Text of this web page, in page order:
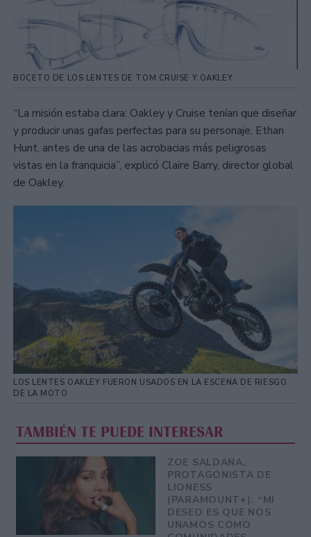
BOCETO DE LOS LENTES DE TOM CRUISE Y OAKLEY
“La misión estaba clara: Oakley y Cruise tenían que diseñar
y producir unas gafas perfectas para su personaje, Ethan
Hunt, antes de una de las acrobacias más peligrosas
vistas en la franquicia”, explicó Claire Barry, director global
de Oakley.
LOS LENTES OAKLEY FUERON USADOS EN LA ESCENA DE RIESGO
DE LA MOTO
TAMBIÉN TE PUEDE INTERESAR
ZOE SALDANA,
PROTAGONISTA DE
LIONESS
(PARAMOUNT+): “MI
DESEO ES QUE NOS
UNAMOS COMO